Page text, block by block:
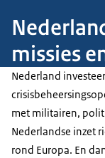
missies
Nederland
met militairen,
Nederlandse inzet
rond Europa. En